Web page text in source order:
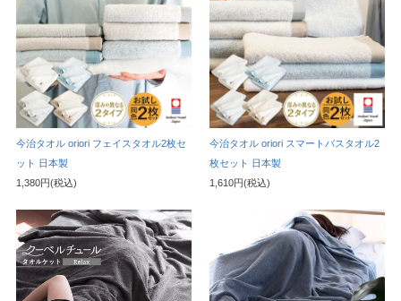
今治タオル oriori フェイスタオル2枚セ
ット 日本製
1,380円(税込)
今治タオル oriori スマートバスタオル2
枚セット 日本製
1,610円(税込)